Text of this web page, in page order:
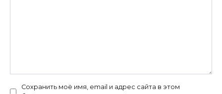
Сохранить моё имя, email и адрес сайта в этом